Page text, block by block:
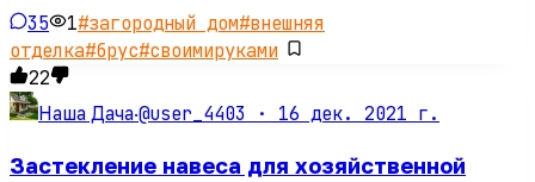
35 1#загородный дом#внешняя
отделка#брус#своимируками
22
Наша Дача·@user_4403 · 16 дек. 2021 г.
Застекление навеса для хозяйственной